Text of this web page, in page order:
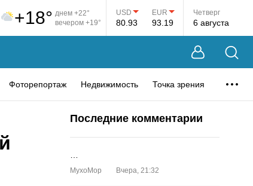
+18° днем +22°
вечером +19°
USD
80.93
EUR
93.19
Четверг
6 августа
Фоторепортаж Недвижимость Точка зрения
Последние комментарии
MyxoMop Вчера, 21:32